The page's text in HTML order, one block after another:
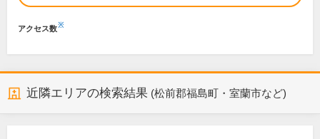
アクセス数※
近隣エリアの検索結果 (松前郡福島町・室蘭市など)